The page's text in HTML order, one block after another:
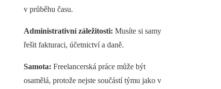
v průběhu času.
Administrativní záležitosti: Musíte si samy
řešit fakturaci, účetnictví a daně.
Samota: Freelancerská práce může být
osamělá, protože nejste součástí týmu jako v